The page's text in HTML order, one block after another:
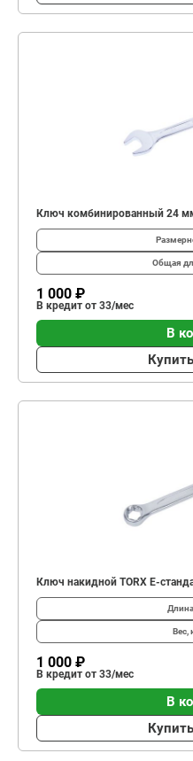
Ключ комбинированный 24
Общая
1 000 ₽
В кредит от 33/мес
В
Ключ накидной TORX E-
Вес,
1 000 ₽
В кредит от 33/мес
В